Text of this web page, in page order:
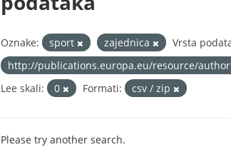
Oznake: sport zajednica
Vrsta
http://publications.europa.eu/resource/
Lee skali:
0 Formati: csv / zip
Please try another search.